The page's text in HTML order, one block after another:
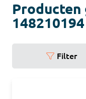
148210194
Filter